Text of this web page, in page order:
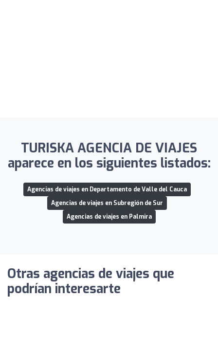
TURISKA AGENCIA DE VIAJES
aparece en los siguientes listados:
Agencias de viajes en Departamento de Valle del Cauca
Agencias de viajes en Subregión de Sur
Agencias de viajes en Palmira
Otras agencias de viajes que
podrían interesarte